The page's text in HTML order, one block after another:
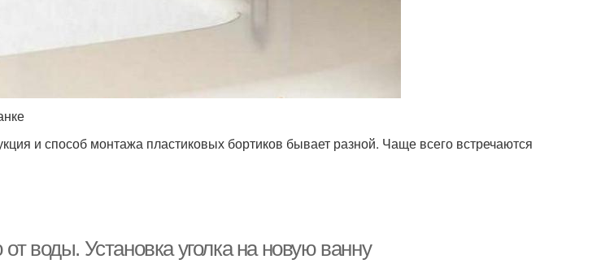
и способ монтажа пластиковых бортиков бывает разной. Чаще всего встречаются
воды. Установка уголка на новую ванну